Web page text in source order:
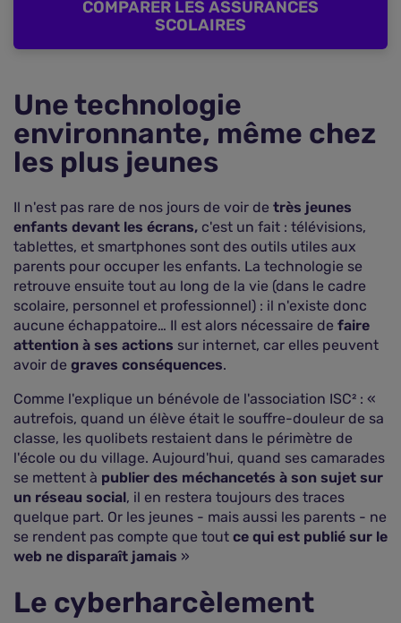
COMPARER LES ASSURANCES
SCOLAIRES
Une technologie
environnante, même chez
les plus jeunes
Il n'est pas rare de nos jours de voir de très jeunes
enfants devant les écrans, c'est un fait : télévisions,
tablettes, et smartphones sont des outils utiles aux
parents pour occuper les enfants. La technologie se
retrouve ensuite tout au long de la vie (dans le cadre
scolaire, personnel et professionnel) : il n'existe donc
aucune échappatoire… Il est alors nécessaire de faire
attention à ses actions sur internet, car elles peuvent
avoir de graves conséquences.
Comme l'explique un bénévole de l'association ISC² : «
autrefois, quand un élève était le souffre-douleur de sa
classe, les quolibets restaient dans le périmètre de
l'école ou du village. Aujourd'hui, quand ses camarades
se mettent à publier des méchancetés à son sujet sur
un réseau social, il en restera toujours des traces
quelque part. Or les jeunes - mais aussi les parents - ne
se rendent pas compte que tout ce qui est publié sur le
web ne disparaît jamais »
Le cyberharcèlement